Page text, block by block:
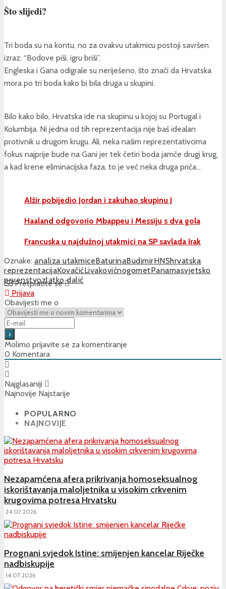
Što slijedi?
Tri boda su na kontu, no za ovakvu utakmicu postoji savršen
izraz: “Bodove piši, igru briši”.
Engleska i Gana odigrale su neriješeno, što znači da Hrvatska
mora po tri boda kako bi bila druga u skupini.
Bilo kako bilo, Hrvatska ide na skupinu u kojoj su Portugal i
Kolumbija. Ni jedna od tih reprezentacija nije baš idealan
protivnik u drugom krugu. Ali, neka našim reprezentativcima
fokus najprije bude na Gani jer tek četiri boda jamče drugi krug,
a kad krene eliminacijska faza, to je već neka druga priča…
Alžir pobijedio Jordan i zakuhao skupinu J
Haaland odgovorio Mbappeu i Messiju s dva gola
Francuska u najdužnoj utakmici na SP savlada Irak
Oznake: analiza utakmiceBaturinaBudimirHNShrvatska
reprezentacijaKovačićLivakovićnogometPanamasvjetsko
prvenstvozlatko dalić
Pretplatite se
Prijava
Obavijesti me o
Molimo prijavite se za komentiranje
0 Komentara
Najglasaniji
Najnovije Najstarije
POPULARNO
NAJNOVIJE
Nezapamćena afera prikrivanja homoseksualnog
iskorištavanja maloljetnika u visokim crkvenim
krugovima potresa Hrvatsku
24.07.2026
Prognani svjedok Istine: smijenjen kancelar Riječke
nadbiskupije
14.07.2026